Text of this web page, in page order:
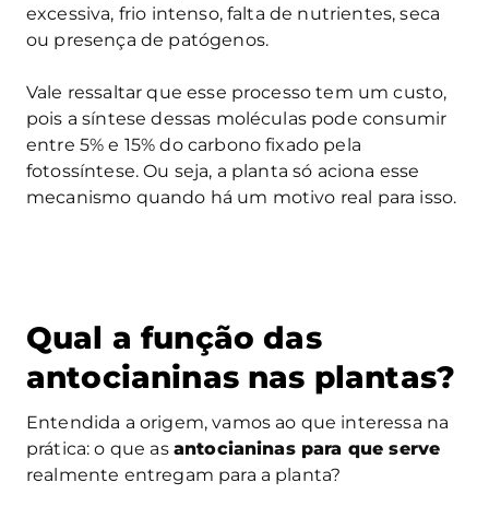
excessiva, frio intenso, falta de nutrientes, seca
ou presença de patógenos.
Vale ressaltar que esse processo tem um custo,
pois a síntese dessas moléculas pode consumir
entre 5% e 15% do carbono fixado pela
fotossíntese. Ou seja, a planta só aciona esse
mecanismo quando há um motivo real para isso.
Qual a função das
antocianinas nas plantas?
Entendida a origem, vamos ao que interessa na
prática: o que as antocianinas para que serve
realmente entregam para a planta?